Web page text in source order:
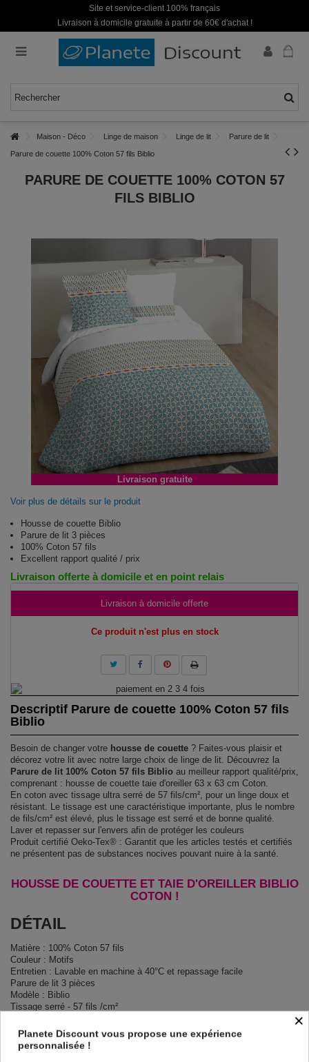
Site et service-client 100% français
Livraison à domicile gratuite à partir de 60€ d'achat !
Maison - Déco Linge de maison Linge de lit Parure de lit
Parure de couette 100% Coton 57 fils Biblio
PARURE DE COUETTE 100% COTON 57
FILS BIBLIO
Livraison gratuite
Voir plus de détails sur le produit
Housse de couette Biblio
Parure de lit 3 pièces
100% Coton 57 fils
Excellent rapport qualité / prix
Livraison offerte à domicile et en point relais
Livraison à domicile offerte
Ce produit n'est plus en stock
Descriptif Parure de couette 100% Coton 57 fils
Biblio
Besoin de changer votre housse de couette ? Faites-vous plaisir et
décorez votre lit avec notre large choix de linge de lit. Découvrez la
Parure de lit 100% Coton 57 fils Biblio au meilleur rapport qualité/prix,
comprenant : housse de couette taie d'oreiller 63 x 63 cm Coton.
En coton avec tissage ultra serré de 57 fils/cm², pour un linge doux et
résistant. Le tissage est une caractéristique importante, plus le nombre
de fils/cm² est élevé, plus le tissage est serré et de bonne qualité.
Laver et repasser sur l'envers afin de protéger les couleurs
Produit certifié Oeko-Tex® : Garantit que les articles testés et certifiés
ne présentent pas de substances nocives pouvant nuire à la santé.
HOUSSE DE COUETTE ET TAIE D'OREILLER BIBLIO
COTON !
DÉTAIL
Matière : 100% Coton 57 fils
Couleur : Motifs
Entretien : Lavable en machine à 40°C et repassage facile
Parure de lit 3 pièces
Modèle : Biblio
Tissage serré - 57 fils /cm²
Finition taie d'oreiller : Portefeuille
×
Planete Discount vous propose une expérience
personnalisée !